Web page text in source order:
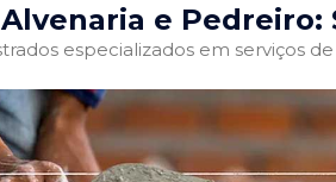
Alvenaria e Pedreiro:
especializados em serviços